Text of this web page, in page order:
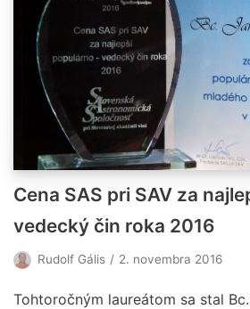
Cena SAS pri SAV za
vedecký čin roka 2016
Rudolf Gális 2. novembra 2016
Tohtoročným laureátom sa stal